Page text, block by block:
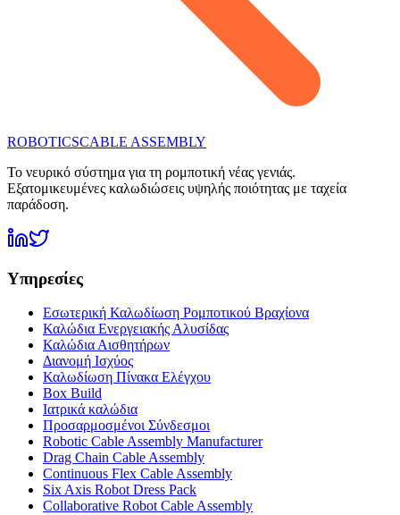
ROBOTICSCABLE ASSEMBLY
Το νευρικό σύστημα για τη ρομποτική νέας γενιάς.
Εξατομικευμένες καλωδιώσεις υψηλής ποιότητας με ταχεία
παράδοση.
Υπηρεσίες
Εσωτερική Καλωδίωση Ρομποτικού Βραχίονα
Καλώδια Ενεργειακής Αλυσίδας
Καλώδια Αισθητήρων
Διανομή Ισχύος
Καλωδίωση Πίνακα Ελέγχου
Box Build
Ιατρικά καλώδια
Προσαρμοσμένοι Σύνδεσμοι
Robotic Cable Assembly Manufacturer
Drag Chain Cable Assembly
Continuous Flex Cable Assembly
Six Axis Robot Dress Pack
Collaborative Robot Cable Assembly